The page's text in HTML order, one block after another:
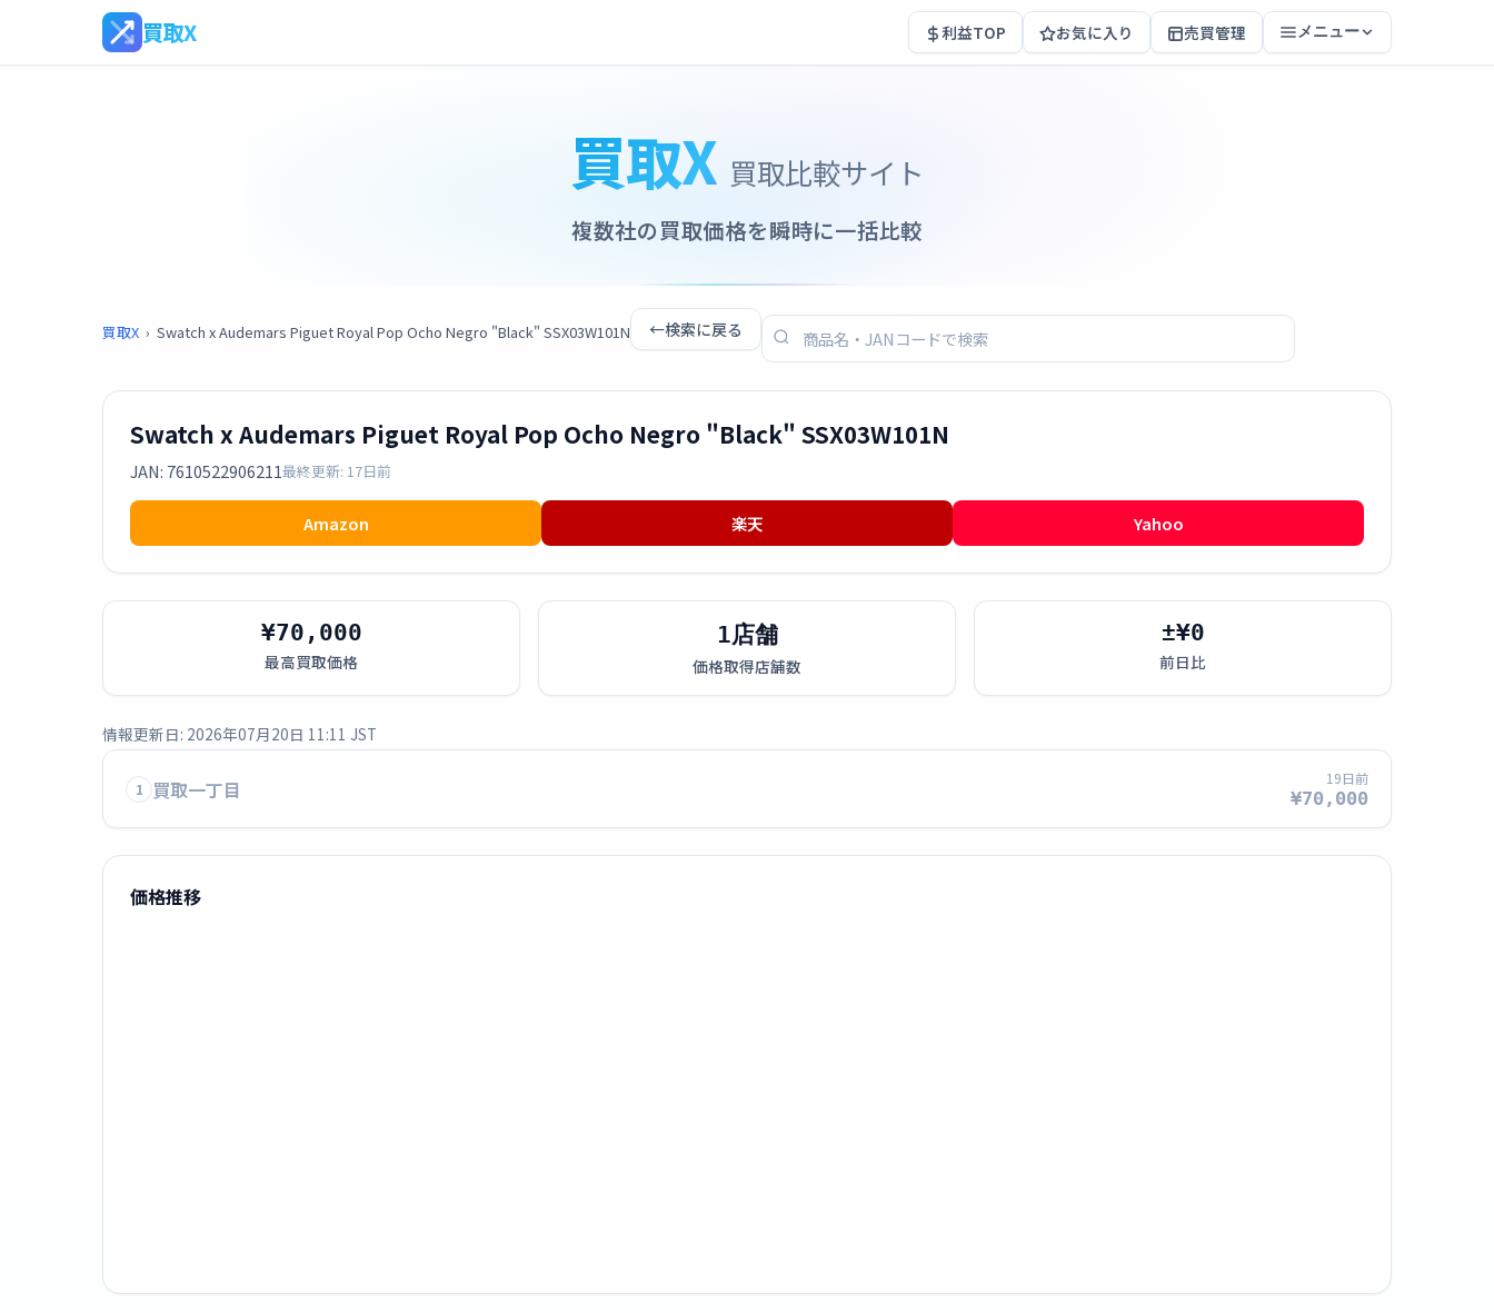
買取X 利益TOP お気に入り 売買管理 メニュー
買取X 買取比較サイト
複数社の買取価格を瞬時に一括比較
買取X › Swatch x Audemars Piguet Royal Pop Ocho Negro "Black" SSX03W101N ←検索に戻る
Swatch x Audemars Piguet Royal Pop Ocho Negro "Black" SSX03W101N
JAN: 7610522906211最終更新: 17日前
Amazon 楽天 Yahoo
¥70,000
最高買取価格
1店舗
価格取得店舗数
±¥0
前日比
情報更新日: 2026年07月20日 11:11 JST
1 買取一丁目 19日前
¥70,000
価格推移